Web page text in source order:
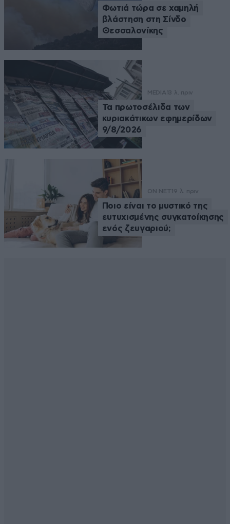
Φωτιά τώρα σε χαμηλή
βλάστηση στη Σίνδο
Θεσσαλονίκης
MEDIA 13 λ. πριν
Τα πρωτοσέλιδα των
κυριακάτικων εφημερίδων
9/8/2026
ON NET 19 λ. πριν
Ποιο είναι το μυστικό της
ευτυχισμένης συγκατοίκησης
ενός ζευγαριού;